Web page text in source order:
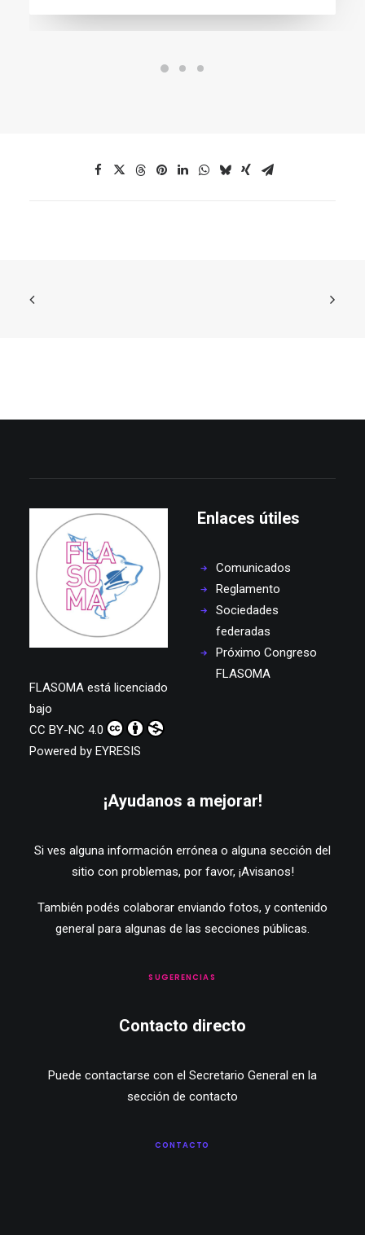
FLASOMA está licenciado
bajo
CC BY-NC 4.0
Powered by EYRESIS
Enlaces útiles
Comunicados
Reglamento
Sociedades
federadas
Próximo Congreso
FLASOMA
¡Ayudanos a mejorar!
Si ves alguna información errónea o alguna sección del
sitio con problemas, por favor, ¡Avisanos!
También podés colaborar enviando fotos, y contenido
general para algunas de las secciones públicas.
SUGERENCIAS
Contacto directo
Puede contactarse con el Secretario General en la
sección de contacto
CONTACTO